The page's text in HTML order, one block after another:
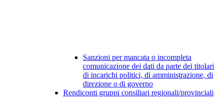
Sanzioni per mancata o incompleta
comunicazione dei dati da parte dei titolari
di incarichi politici, di amministrazione, di
direzione o di governo
Rendiconti gruppi consiliari regionali/provinciali